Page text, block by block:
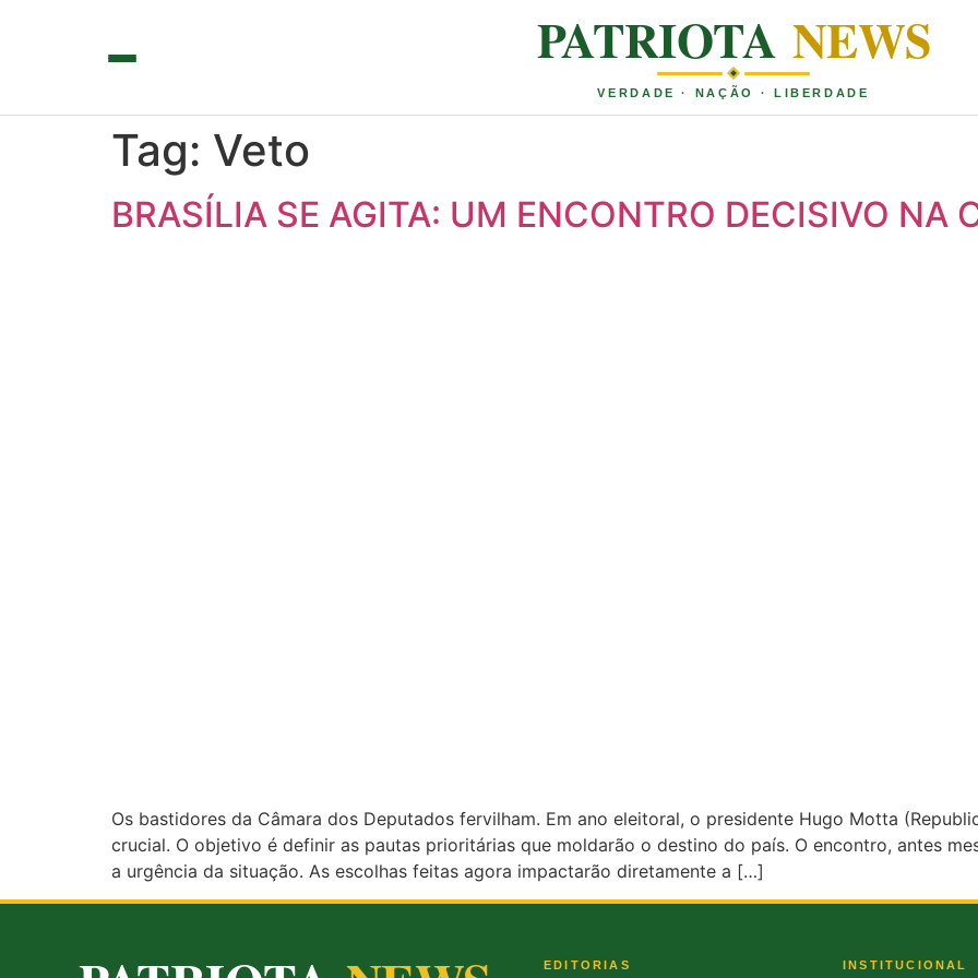
PATRIOTA NEWS
VERDADE · NAÇÃO · LIBERDADE
Tag: Veto
BRASÍLIA SE AGITA: UM ENCONTRO DECISIVO NA
Os bastidores da Câmara dos Deputados fervilham. Em ano eleitoral, o presidente Hugo Motta
crucial. O objetivo é definir as pautas prioritárias que moldarão o destino do país. O encontro, antes
a urgência da situação. As escolhas feitas agora impactarão diretamente a […]
EDITORIAS INSTITUCIONAL